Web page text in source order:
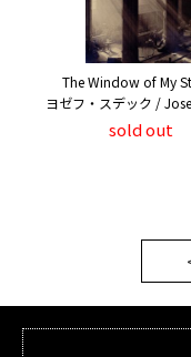
The Window of My
ヨゼフ・スデック /
sold out